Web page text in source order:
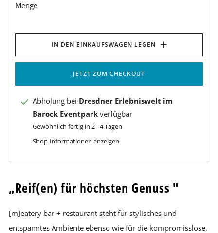
Menge
IN DEN EINKAUFSWAGEN LEGEN
JETZT ZUM CHECKOUT
Abholung bei Dresdner Erlebniswelt im
Barock Eventpark verfügbar
Gewöhnlich fertig in 2 - 4 Tagen
Shop-Informationen anzeigen
„Reif(en) für höchsten Genuss "
[m]eatery bar + restaurant steht für stylisches und
entspanntes Ambiente ebenso wie für die kompromisslose,